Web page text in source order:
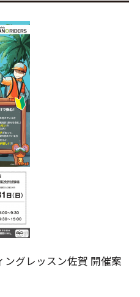
ングレッスン佐賀 開催案